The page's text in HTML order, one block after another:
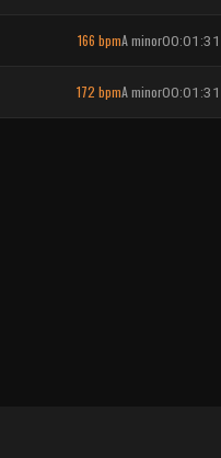
166 bpmA minor00:01:31
172 bpmA minor00:01:31